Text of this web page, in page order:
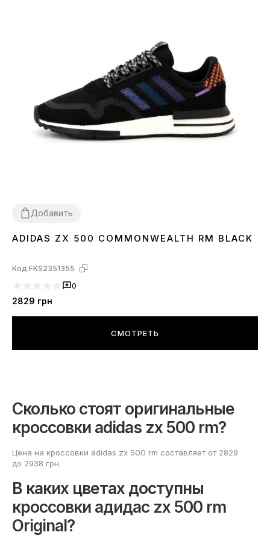
Добавить
45
ADIDAS ZX 500 COMMONWEALTH RM BLACK
Код:FKS2351355
0
2829 грн
СМОТРЕТЬ
Сколько стоят оригинальные
кроссовки adidas zx 500 rm?
Цена на кроссовки adidas zx 500 rm составляет от 2829
до 2938 грн.
В каких цветах доступны
кроссовки адидас zx 500 rm
Original?